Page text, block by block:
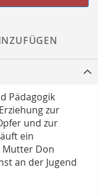
Pädagogik
zur
und zur
ein
Mutter Don
an der Jugend